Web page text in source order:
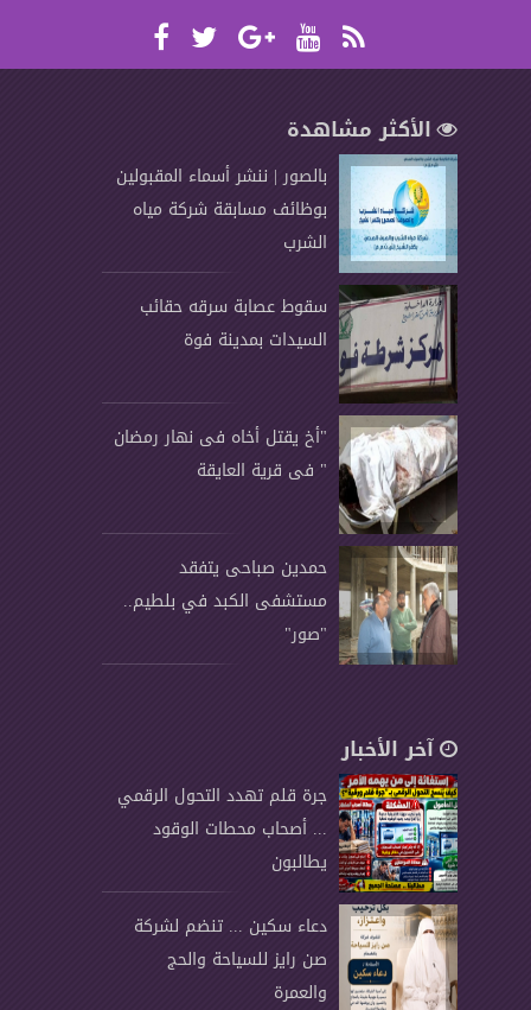
الأكثر مشاهدة
بالصور | ننشر أسماء المقبولين
بوظائف مسابقة شركة مياه
الشرب
سقوط عصابة سرقه حقائب
السيدات بمدينة فوة
"أخ يقتل أخاه فى نهار رمضان
" فى قرية العايقة
حمدين صباحى يتفقد
مستشفى الكبد في بلطيم..
"صور"
آخر الأخبار
جرة قلم تهدد التحول الرقمي
... أصحاب محطات الوقود
يطالبون
دعاء سكين ... تنضم لشركة
صن رايز للسياحة والحج
والعمرة